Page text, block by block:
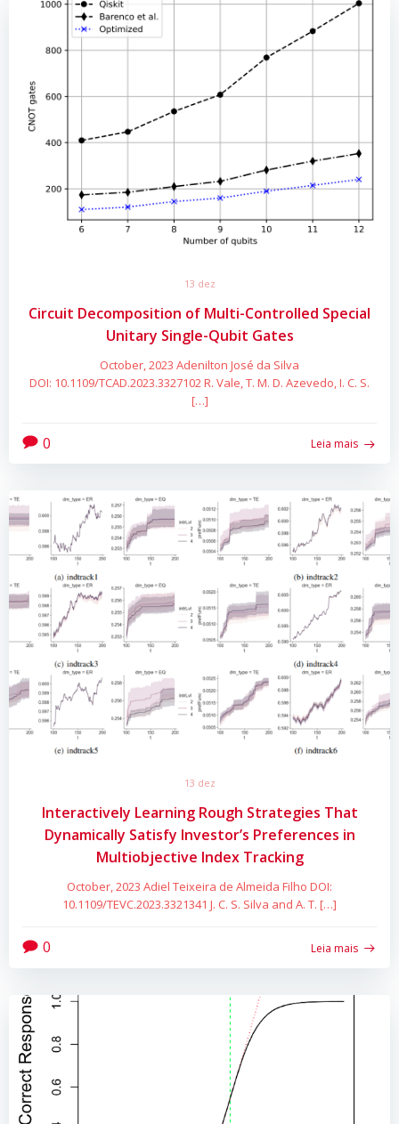
13 dez
Circuit Decomposition of Multi-Controlled Special
Unitary Single-Qubit Gates
October, 2023 Adenilton José da Silva
DOI: 10.1109/TCAD.2023.3327102 R. Vale, T. M. D. Azevedo, I. C. S.
[…]
0 Leia mais
13 dez
Interactively Learning Rough Strategies That
Dynamically Satisfy Investor’s Preferences in
Multiobjective Index Tracking
October, 2023 Adiel Teixeira de Almeida Filho DOI:
10.1109/TEVC.2023.3321341 J. C. S. Silva and A. T. […]
0 Leia mais